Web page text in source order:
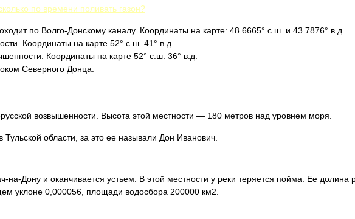
по времени поливать газон?
по Волго-Донскому каналу. Координаты на карте: 48.6665° с.ш. и 43.7876° в.д.
Координаты на карте 52° с.ш. 41° в.д.
Координаты на карте 52° с.ш. 36° в.д.
Северного Донца.
возвышенности. Высота этой местности — 180 метров над уровнем моря.
области, за это ее называли Дон Иванович.
на-Дону и оканчивается устьем. В этой местности у реки теряется пойма. Ее долина
уклоне 0,000056, площади водосбора 200000 км2.